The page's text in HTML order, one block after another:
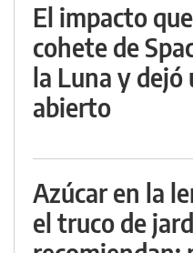
El impacto
cohete de
la Luna y
abierto
Azúcar en la
el truco de